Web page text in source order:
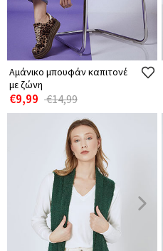
Αμάνικο μπουφάν καπιτονέ
με ζώνη
€9,99 €14,99